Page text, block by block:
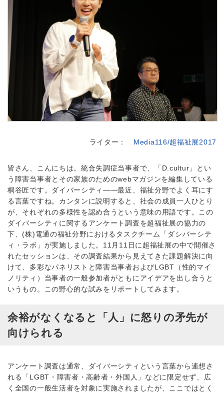
ライター： Media116/超福祉展2017
皆さん、こんにちは。統合失調症当事者で、「D.cultur」とい
う障害当事者とその家族のためのwebマガジンを編集している
桐谷匠です。ダイバーシティ――最近、福祉分野でよく耳にす
る言葉ですね。カンタンに説明すると、社会の成員一人ひとり
が、それぞれの多様性を認め合うという意味の用語です。この
ダイバーシティに関するアンケート調査を超福祉展の協力の
下、(株)電通の福祉分野におけるタスクチーム「ダシバーシテ
ィ・ラボ」が実施しました。11月11日に超福祉展の中で開催さ
れたセッションは、その調査結果から見えてきた課題解決に向
けて、多彩なパネリストと障害当事者およびLGBT（性的マイ
ノリティ）当事者の一般参加者がともにアイデアを出し合うと
いうもの。この野心的な試みをリポートしてみます。
余裕がなくなると「人」に怒りの矛先が
向けられる
アンケート調査は通常、ダイバーシティという言葉から連想さ
れる「LGBT・障害者・高齢者・外国人」などに限定せず、広
く全国の一般生活者を対象に実施されましたが、ここではとく